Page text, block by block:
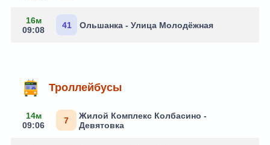
16м
09:08
41 Ольшанка - Улица Молодёжная
Троллейбусы
14м
09:06
7
Жилой Комплекс Колбасино -
Девятовка